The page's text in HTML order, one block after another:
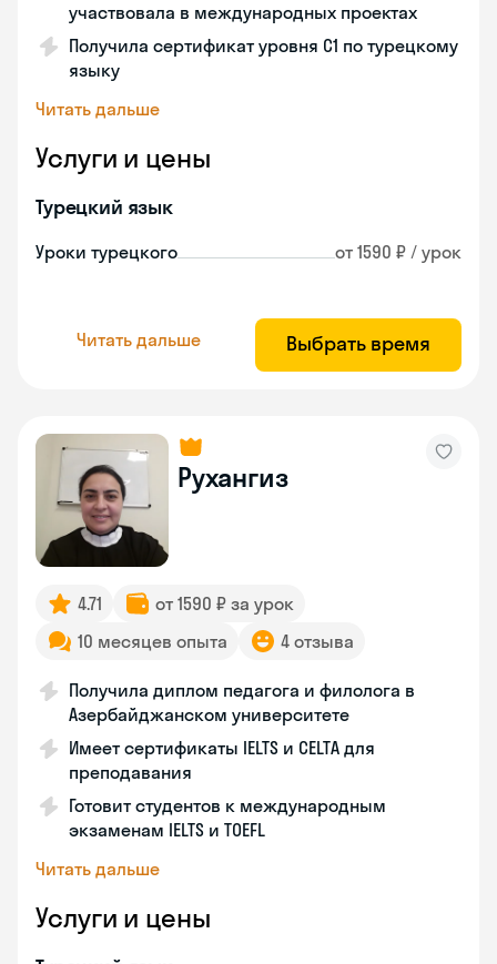
участвовала в международных проектах
Получила сертификат уровня C1 по турецкому
языку
Читать дальше
Услуги и цены
Турецкий язык
Уроки турецкого от 1590 ₽ / урок
Читать дальше Выбрать время
Рухангиз
4.71
от 1590 ₽ за урок
10 месяцев опыта
4 отзыва
Получила диплом педагога и филолога в
Азербайджанском университете
Имеет сертификаты IELTS и CELTA для
преподавания
Готовит студентов к международным
экзаменам IELTS и TOEFL
Читать дальше
Услуги и цены